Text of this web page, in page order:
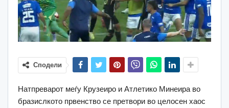
Сподели
Натпреварот меѓу Крузеиро и Атлетико Минеира во
бразислкото првенство се претвори во целосен хаос